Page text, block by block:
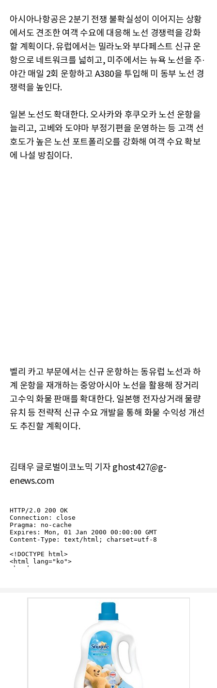
아시아나항공은 2분기 전쟁 불확실성이 이어지는 상황
에서도 견조한 여객 수요에 대응해 노선 경쟁력을 강화
할 계획이다. 유럽에서는 밀라노와 부다페스트 신규 운
항으로 네트워크를 넓히고, 미주에서는 뉴욕 노선을 주·
야간 매일 2회 운항하고 A380을 투입해 미 동부 노선 경
쟁력을 높인다.
일본 노선도 확대한다. 오사카와 후쿠오카 노선 운항을
늘리고, 고베와 도야마 부정기편을 운영하는 등 고객 선
호도가 높은 노선 포트폴리오를 강화해 여객 수요 확보
에 나설 방침이다.
벨리 카고 부문에서는 신규 운항하는 동유럽 노선과 하
계 운항을 재개하는 중앙아시아 노선을 활용해 장거리
고수익 화물 판매를 확대한다. 일본행 전자상거래 물량
유치 등 전략적 신규 수요 개발을 통해 화물 수익성 개선
도 추진할 계획이다.
김태우 글로벌이코노믹 기자 ghost427@g-
enews.com